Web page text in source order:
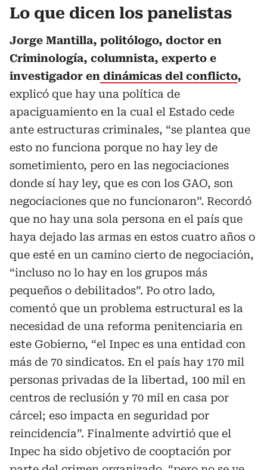
Lo que dicen los panelistas
Jorge Mantilla, politólogo, doctor en
Criminología, columnista, experto e
investigador en dinámicas del conflicto,
explicó que hay una política de
apaciguamiento en la cual el Estado cede
ante estructuras criminales, “se plantea que
esto no funciona porque no hay ley de
sometimiento, pero en las negociaciones
donde sí hay ley, que es con los GAO, son
negociaciones que no funcionaron”. Recordó
que no hay una sola persona en el país que
haya dejado las armas en estos cuatro años o
que esté en un camino cierto de negociación,
“incluso no lo hay en los grupos más
pequeños o debilitados”. Po otro lado,
comentó que un problema estructural es la
necesidad de una reforma penitenciaria en
este Gobierno, “el Inpec es una entidad con
más de 70 sindicatos. En el país hay 170 mil
personas privadas de la libertad, 100 mil en
centros de reclusión y 70 mil en casa por
cárcel; eso impacta en seguridad por
reincidencia”. Finalmente advirtió que el
Inpec ha sido objetivo de cooptación por